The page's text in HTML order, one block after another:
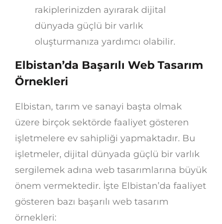
rakiplerinizden ayırarak dijital
dünyada güçlü bir varlık
oluşturmanıza yardımcı olabilir.
Elbistan’da Başarılı Web Tasarım
Örnekleri
Elbistan, tarım ve sanayi başta olmak
üzere birçok sektörde faaliyet gösteren
işletmelere ev sahipliği yapmaktadır. Bu
işletmeler, dijital dünyada güçlü bir varlık
sergilemek adına web tasarımlarına büyük
önem vermektedir. İşte Elbistan’da faaliyet
gösteren bazı başarılı web tasarım
örnekleri: